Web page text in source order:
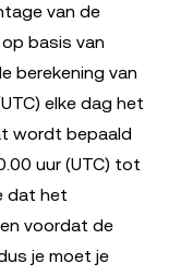
van de
basis van
berekening van
elke dag het
wordt bepaald
uur (UTC) tot
dat het
voordat de
je moet je